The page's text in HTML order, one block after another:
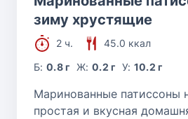
зиму хрустящие
2 ч.
45.0 ккал
Б:0.8 г Ж: 0.2 г У: 10.2 г
Маринованные патиссоны
простая и вкусная